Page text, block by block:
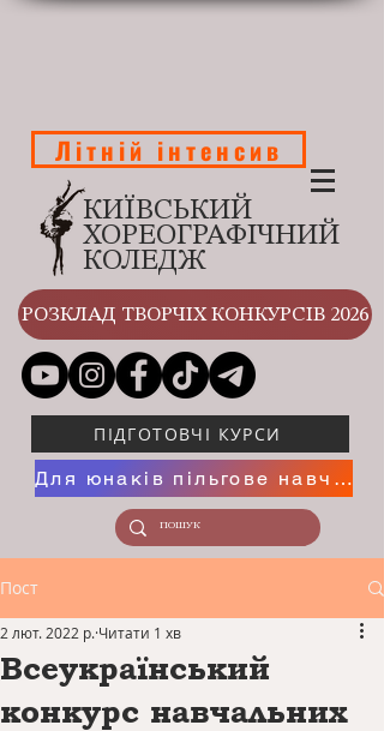
КИЇВСЬКИЙ
ХОРЕОГРАФІЧНИЙ
КОЛЕДЖ
Літній інтенсив
РОЗКЛАД ТВОРЧІХ КОНКУРСІВ 2026
ПІДГОТОВЧІ КУРСИ
Для юнаків пільгове навчання
Пост
Всеукраїнський
конкурс навчальних
2 лют. 2022 р. Читати 1 хв